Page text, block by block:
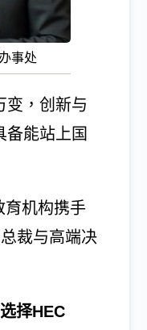
事处
变，创新与
能站上国
育机构携手
裁与高端决
择HEC